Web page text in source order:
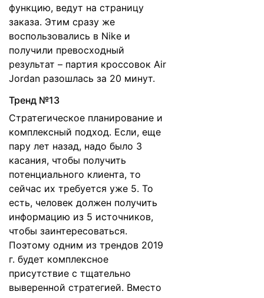
функцию, ведут на страницу
заказа. Этим сразу же
воспользовались в Nike и
получили превосходный
результат – партия кроссовок Air
Jordan разошлась за 20 минут.
Тренд №13
Стратегическое планирование и
комплексный подход. Если, еще
пару лет назад, надо было 3
касания, чтобы получить
потенциального клиента, то
сейчас их требуется уже 5. То
есть, человек должен получить
информацию из 5 источников,
чтобы заинтересоваться.
Поэтому одним из трендов 2019
г. будет комплексное
присутствие с тщательно
выверенной стратегией. Вместо